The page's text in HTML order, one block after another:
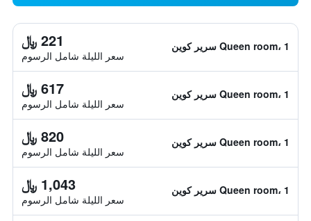
Queen room، 1 سرير كوين 221 ﷼
سعر الليلة شامل الرسوم
Queen room، 1 سرير كوين 617 ﷼
سعر الليلة شامل الرسوم
Queen room، 1 سرير كوين 820 ﷼
سعر الليلة شامل الرسوم
Queen room، 1 سرير كوين 1,043 ﷼
سعر الليلة شامل الرسوم